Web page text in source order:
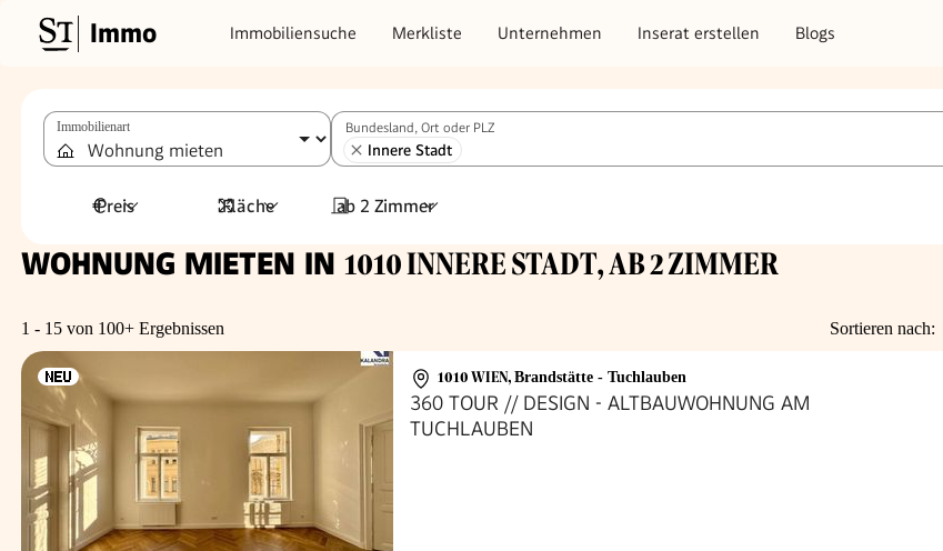
Immo Immobiliensuche Merkliste Unternehmen Inserat erstellen Blogs
Immobilienart Bundesland, Ort oder PLZ
Innere Stadt
Preis Fläche ab 2 Zimmer
WOHNUNG MIETEN IN 1010 INNERE STADT, AB 2 ZIMMER
1 - 15 von 100+ Ergebnissen Sortieren nach:
1010 WIEN, Brandstätte - Tuchlauben
360 TOUR // DESIGN - ALTBAUWOHNUNG AM
TUCHLAUBEN